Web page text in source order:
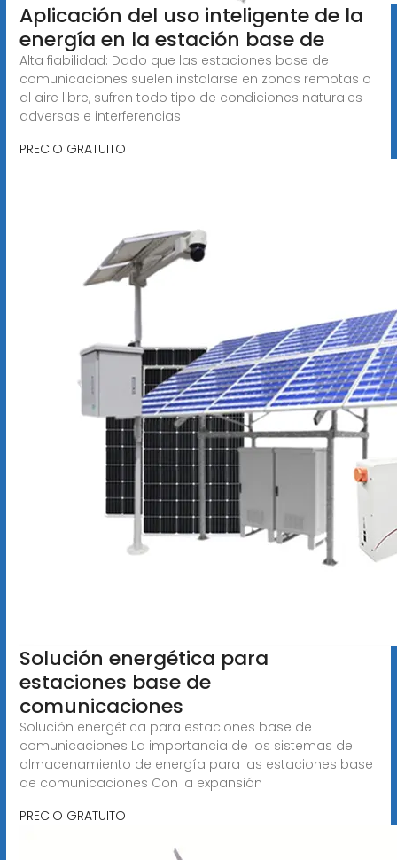
Aplicación del uso inteligente de la
energía en la estación base de
Alta fiabilidad: Dado que las estaciones base de
comunicaciones suelen instalarse en zonas remotas o
al aire libre, sufren todo tipo de condiciones naturales
adversas e interferencias
PRECIO GRATUITO
Solución energética para
estaciones base de
comunicaciones
Solución energética para estaciones base de
comunicaciones La importancia de los sistemas de
almacenamiento de energía para las estaciones base
de comunicaciones Con la expansión
PRECIO GRATUITO